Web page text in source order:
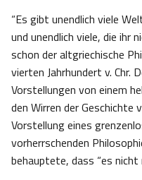
“Es gibt unendlich viele
und unendlich viele, die ihr
schon der altgriechische
vierten Jahrhundert v. Chr.
Vorstellungen von einem
den Wirren der Geschichte
Vorstellung eines
vorherrschenden
behauptete, dass “es nicht